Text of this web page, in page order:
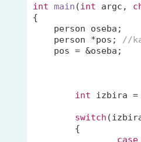
int main (int argc,
{
    person oseba;
    person *pos;
//
    pos = &oseba;
int izbira =
switch
case